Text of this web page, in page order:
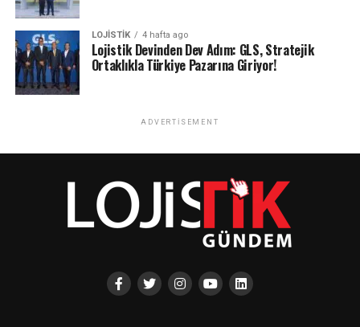
LOJISTIK 4 hafta ago
Lojistik Devinden Dev Adım: GLS, Stratejik
Ortaklıkla Türkiye Pazarına Giriyor!
ADVERTISEMENT